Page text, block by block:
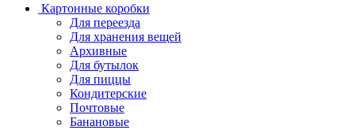
Картонные коробки
Для переезда
Для хранения вещей
Архивные
Для бутылок
Для пиццы
Кондитерские
Почтовые
Банановые